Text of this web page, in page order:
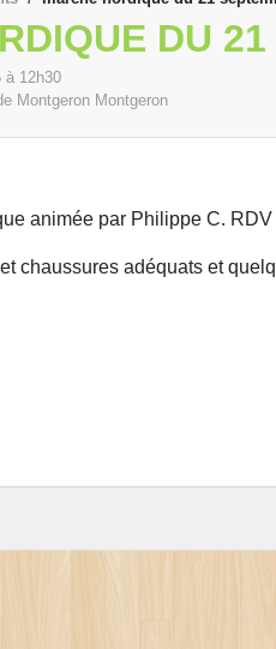
DU
à 12h30
Montgeron Montgeron
animée par Philippe C.
chaussures adéquats et